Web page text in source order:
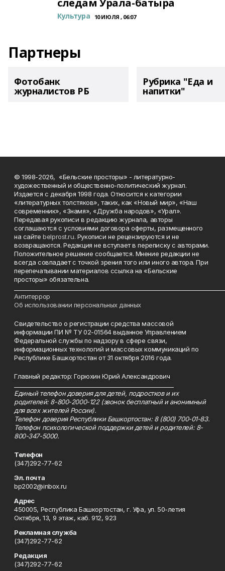
следам Урала-батыра
Культура 10 ИЮЛЯ , 06:07
Партнеры
Фотобанк
журналистов РБ
Рубрика "Еда и
напитки"
© 1998-2026, «Бельские просторы» - литературно-
художественный и общественно-политический журнал.
Издается с декабря 1998 года. Относится к категории
«литературных толстяков», таких, как «Новый мир», «Наш
современник», «Знамя», «Дружба народов», «Урал».
Передавая рукописи в редакцию журнала, авторы
соглашаются с условиями договора оферты, размещенного
на сайтеbelprost.ru. Рукописи не рецензируются и не
возвращаются. Редакция не вступает в переписку с авторами.
Положительное решение сообщается. Мнение редакции не
всегда совпадает с точкой зрения того или иного автора. При
перепечатывании материалов ссылка на «Бельские
просторы» обязательна.
Антитеррор
Об использовании персональных данных
Свидетельство о регистрации средства массовой
информации ПИ № ТУ 02-01564 выданное Управлением
Федеральной службы по надзору в сфере связи,
информационных технологий и массовых коммуникаций по
Республике Башкортостан от 31 октября 2016 года.
Главный редактор: Горюхин Юрий Александрович
Единый телефон доверия для детей, подростков и их
родителей: 8-800-2000-122 (звонок бесплатный и анонимный
для всех жителей России).
Телефон доверия Республики Башкортостан: 8 (800) 700-01-83.
Телефон психологической поддержки детей и родителей: 8-
800-347-5000.
Телефон
(347)292-77-62
Эл. почта
bp2002@inbox.ru
Адрес
450005, Республика Башкортостан, г. Уфа, ул. 50-летия
Октября, 13, 9 этаж, каб. 912, 923
Рекламная служба
(347)292-77-62
Редакция
(347)292-77-62